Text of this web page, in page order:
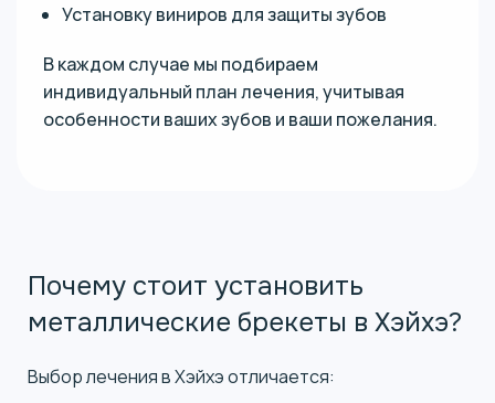
Установку виниров для защиты зубов
В каждом случае мы подбираем
индивидуальный план лечения, учитывая
особенности ваших зубов и ваши пожелания.
Почему стоит установить
металлические брекеты в Хэйхэ?
Выбор лечения в Хэйхэ отличается: